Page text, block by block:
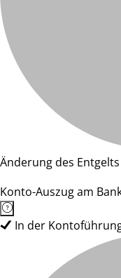
Änderung des
Konto-Auszug am
In der